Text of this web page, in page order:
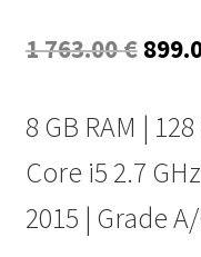
1 763.00€ Algne
oli:
1
8 GB RAM |
Core i5 2.7
2015 | Grade